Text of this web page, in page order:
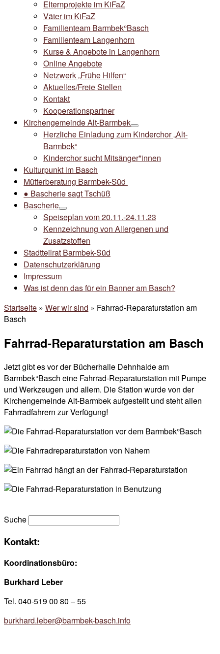
Elternprojekte im KiFaZ
Väter im KiFaZ
Familienteam Barmbek°Basch
Familienteam Langenhorn
Kurse & Angebote in Langenhorn
Online Angebote
Netzwerk „Frühe Hilfen“
Aktuelles/Freie Stellen
Kontakt
Kooperationspartner
Kirchengemeinde Alt-Barmbek
Herzliche Einladung zum Kinderchor „Alt-
Barmbek“
Kinderchor sucht Mitsänger*innen
Kulturpunkt im Basch
Mütterberatung Barmbek-Süd
● Bascherie sagt Tschüß
Bascherie
Speiseplan vom 20.11.-24.11.23
Kennzeichnung von Allergenen und
Zusatzstoffen
Stadtteilrat Barmbek-Süd
Datenschutzerklärung
Impressum
Was ist denn das für ein Banner am Basch?
Startseite » Wer wir sind » Fahrrad-Reparaturstation am
Basch
Fahrrad-Reparaturstation am Basch
Jetzt gibt es vor der Bücherhalle Dehnhaide am
Barmbek°Basch eine Fahrrad-Reparaturstation mit Pumpe
und Werkzeugen und allem. Die Station wurde von der
Kirchengemeinde Alt-Barmbek aufgestellt und steht allen
Fahrradfahrern zur Verfügung!
Suche
Kontakt:
Koordinationsbüro:
Burkhard Leber
Tel. 040-519 00 80 – 55
burkhard.leber@barmbek-basch.info